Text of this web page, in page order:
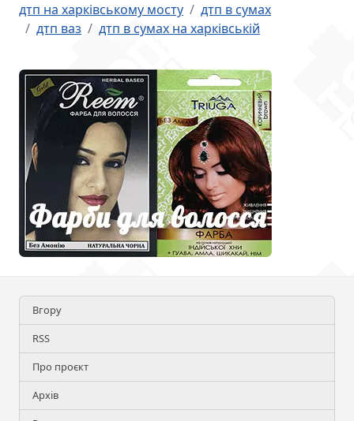
дтп на харківському мосту
дтп в сумах
дтп ваз
дтп в сумах на харківській
Вгору
RSS
Про проєкт
Архів